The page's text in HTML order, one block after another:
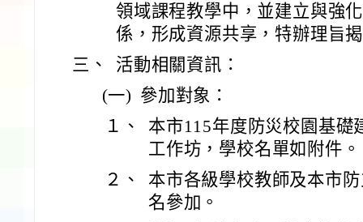
領域課程教學中，並建立與強
係，形成資源共享，特辦理旨
三、
活動相關資訊：
(一) 參加對象：
１、
本市115年度防災校園基礎
工作坊，學校名單如附件。
２、
本市各級學校教師及本市
名參加。